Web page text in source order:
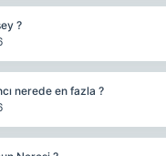
?
nerede en fazla ?